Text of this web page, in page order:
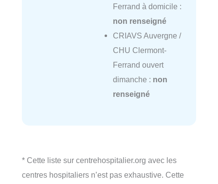
Ferrand à domicile :
non renseigné
CRIAVS Auvergne /
CHU Clermont-
Ferrand ouvert
dimanche : non
renseigné
* Cette liste sur centrehospitalier.org avec les
centres hospitaliers n’est pas exhaustive. Cette